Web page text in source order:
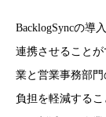
BacklogSyncの導
連携させること
業と営業事務部
負担を軽減する